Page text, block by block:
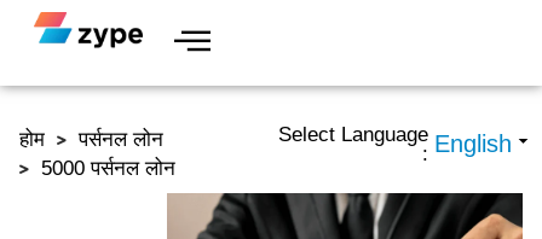
Skip to content
होम
पर्सनल लोन
5000 पर्सनल लोन
Select Language
: